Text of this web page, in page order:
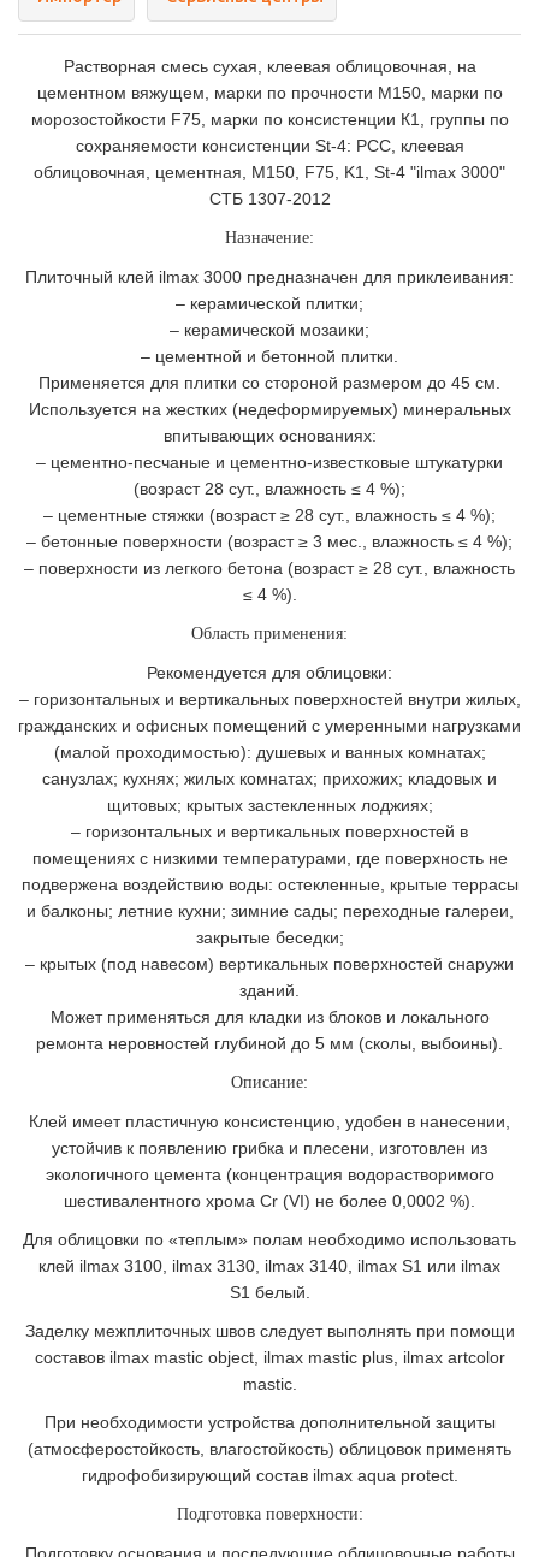
Растворная смесь сухая, клеевая облицовочная, на
цементном вяжущем, марки по прочности М150, марки по
морозостойкости F75, марки по консистенции К1, группы по
сохраняемости консистенции St-4: РСС, клеевая
облицовочная, цементная, М150, F75, K1, St-4 "ilmax 3000"
СТБ 1307-2012
Назначение:
Плиточный клей ilmax 3000 предназначен для приклеивания:
– керамической плитки;
– керамической мозаики;
– цементной и бетонной плитки.
Применяется для плитки со стороной размером до 45 см.
Используется на жестких (недеформируемых) минеральных
впитывающих основаниях:
– цементно-песчаные и цементно-известковые штукатурки
(возраст 28 сут., влажность ≤ 4 %);
– цементные стяжки (возраст ≥ 28 сут., влажность ≤ 4 %);
– бетонные поверхности (возраст ≥ 3 мес., влажность ≤ 4 %);
– поверхности из легкого бетона (возраст ≥ 28 сут., влажность
≤ 4 %).
Область применения:
Рекомендуется для облицовки:
– горизонтальных и вертикальных поверхностей внутри жилых,
гражданских и офисных помещений с умеренными нагрузками
(малой проходимостью): душевых и ванных комнатах;
санузлах; кухнях; жилых комнатах; прихожих; кладовых и
щитовых; крытых застекленных лоджиях;
– горизонтальных и вертикальных поверхностей в
помещениях с низкими температурами, где поверхность не
подвержена воздействию воды: остекленные, крытые террасы
и балконы; летние кухни; зимние сады; переходные галереи,
закрытые беседки;
– крытых (под навесом) вертикальных поверхностей снаружи
зданий.
Может применяться для кладки из блоков и локального
ремонта неровностей глубиной до 5 мм (сколы, выбоины).
Описание:
Клей имеет пластичную консистенцию, удобен в нанесении,
устойчив к появлению грибка и плесени, изготовлен из
экологичного цемента (концентрация водорастворимого
шестивалентного хрома Cr (VI) не более 0,0002 %).
Для облицовки по «теплым» полам необходимо использовать
клей ilmax 3100, ilmax 3130, ilmax 3140, ilmax S1 или ilmax
S1 белый.
Заделку межплиточных швов следует выполнять при помощи
составов ilmax mastic object, ilmax mastic plus, ilmax artcolor
mastic.
При необходимости устройства дополнительной защиты
(атмосферостойкость, влагостойкость) облицовок применять
гидрофобизирующий состав ilmax aqua protect.
Подготовка поверхности: